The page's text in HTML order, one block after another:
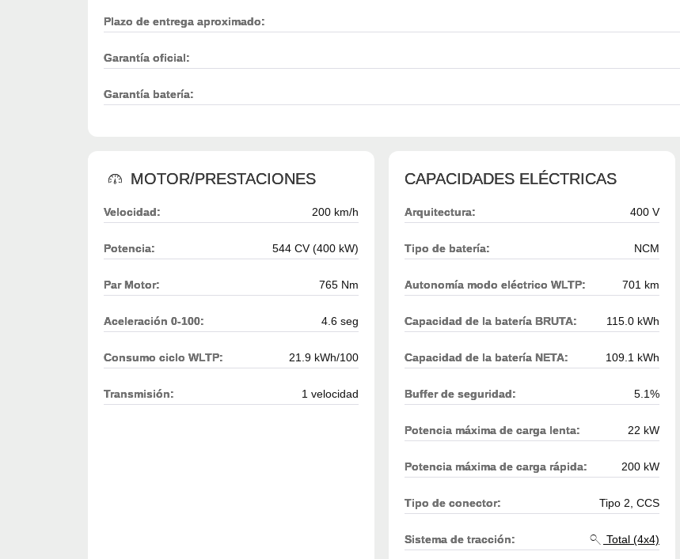
Plazo de entrega aproximado:
Garantía oficial:
Garantía batería:
MOTOR/PRESTACIONES
Velocidad: 200 km/h
Potencia: 544 CV (400 kW)
Par Motor: 765 Nm
Aceleración 0-100: 4.6 seg
Consumo ciclo WLTP: 21.9 kWh/100
Transmisión: 1 velocidad
CAPACIDADES ELÉCTRICAS
Arquitectura: 400 V
Tipo de batería: NCM
Autonomía modo eléctrico WLTP: 701 km
Capacidad de la batería BRUTA: 115.0 kWh
Capacidad de la batería NETA: 109.1 kWh
Buffer de seguridad: 5.1%
Potencia máxima de carga lenta: 22 kW
Potencia máxima de carga rápida: 200 kW
Tipo de conector: Tipo 2, CCS
Sistema de tracción: Total (4x4)